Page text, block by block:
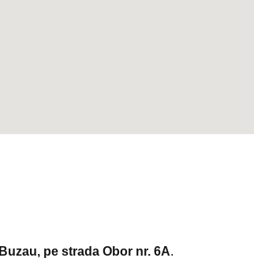
Buzau, pe strada Obor nr. 6A.